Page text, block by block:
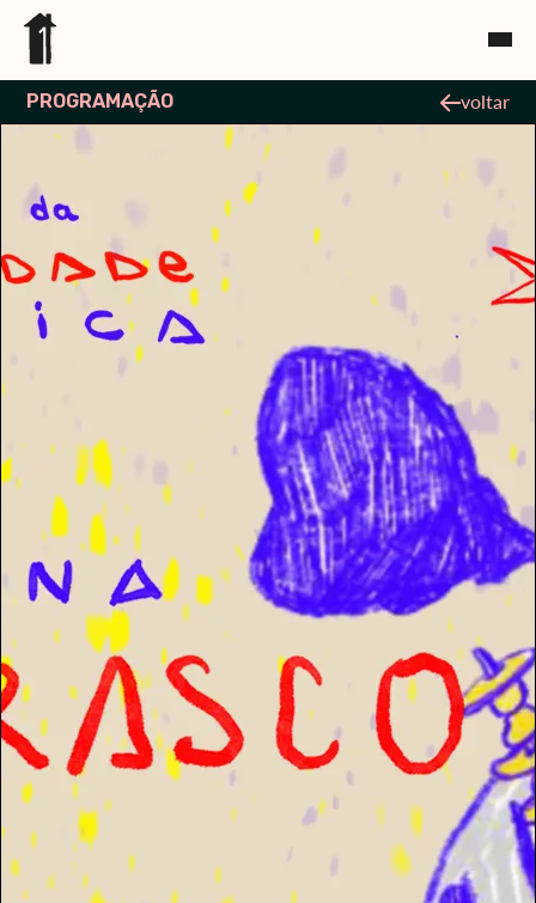
PROGRAMAÇÃO voltar